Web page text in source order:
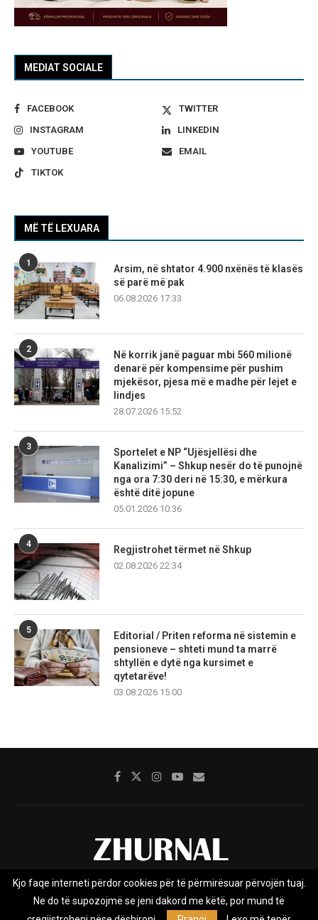
MEDIAT SOCIALE
FACEBOOK
TWITTER
INSTAGRAM
LINKEDIN
YOUTUBE
EMAIL
TIKTOK
MË TË LEXUARA
1
Arsim, në shtator 4.900 nxënës të klasës
së parë më pak
06.08.2026 17:33
2
Në korrik janë paguar mbi 560 milionë
denarë për kompensime për pushim
mjekësor, pjesa më e madhe për lejet e
lindjes
28.07.2026 15:52
3
Sportelet e NP “Ujësjellësi dhe
Kanalizimi” – Shkup nesër do të punojnë
nga ora 7:30 deri në 15:30, e mërkura
është ditë jopune
05.01.2026 10:36
4
Regjistrohet tërmet në Shkup
02.08.2026 22:34
5
Editorial / Priten reforma në sistemin e
pensioneve – shteti mund ta marrë
shtyllën e dytë nga kursimet e
qytetarëve!
03.08.2026 15:00
Rreth nesh Impresumi Marketing
Privacy Policy
Kjo faqe interneti përdor cookies për të përmirësuar përvojën tuaj.
Ne do të supozojmë se jeni dakord me këtë, por mund të